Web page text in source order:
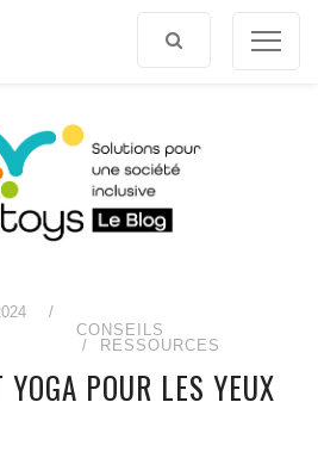
/
CONSEILS
RESSOURCES
POUR LES YEUX